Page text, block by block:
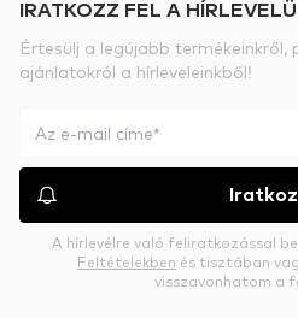
IRATKOZZ FEL A
Értesülj a legújabb termékeinkről,
ajánlatokról a hírleveleinkből!
A hírlevélre való feliratkozással
Feltételekben és tisztában
visszavonhatom a